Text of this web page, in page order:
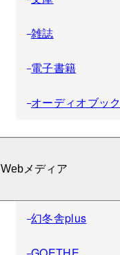
雑誌
電子書籍
オーディオブック
Webメディア
幻冬舎plus